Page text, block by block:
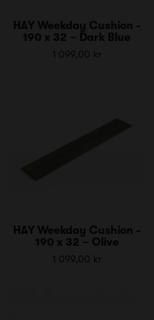
HAY Weekday Cushion -
190 x 32 – Dark Blue
1 099,00 kr
HAY Weekday Cushion -
190 x 32 – Olive
1 099,00 kr